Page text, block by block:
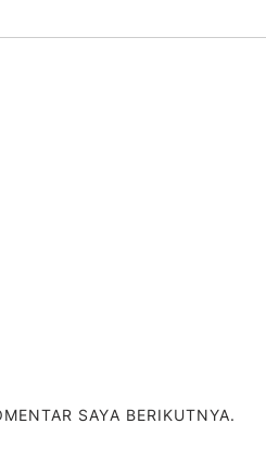
SAYA BERIKUTNYA.